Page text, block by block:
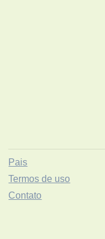
Pais
Termos de uso
Contato